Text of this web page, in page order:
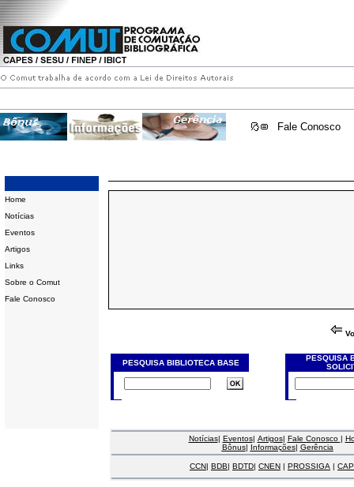
Fale Conosco
Home
Notícias
Eventos
Artigos
Links
Sobre o Comut
Fale Conosco
PESQUISA BIBLIOTECA BASE
PESQUISA
Notícias| Eventos| Artigos| Fale Conosco |
Bônus| Informações| Gerência
CCN| BDB| BDTD| CNEN | PROSSIGA |